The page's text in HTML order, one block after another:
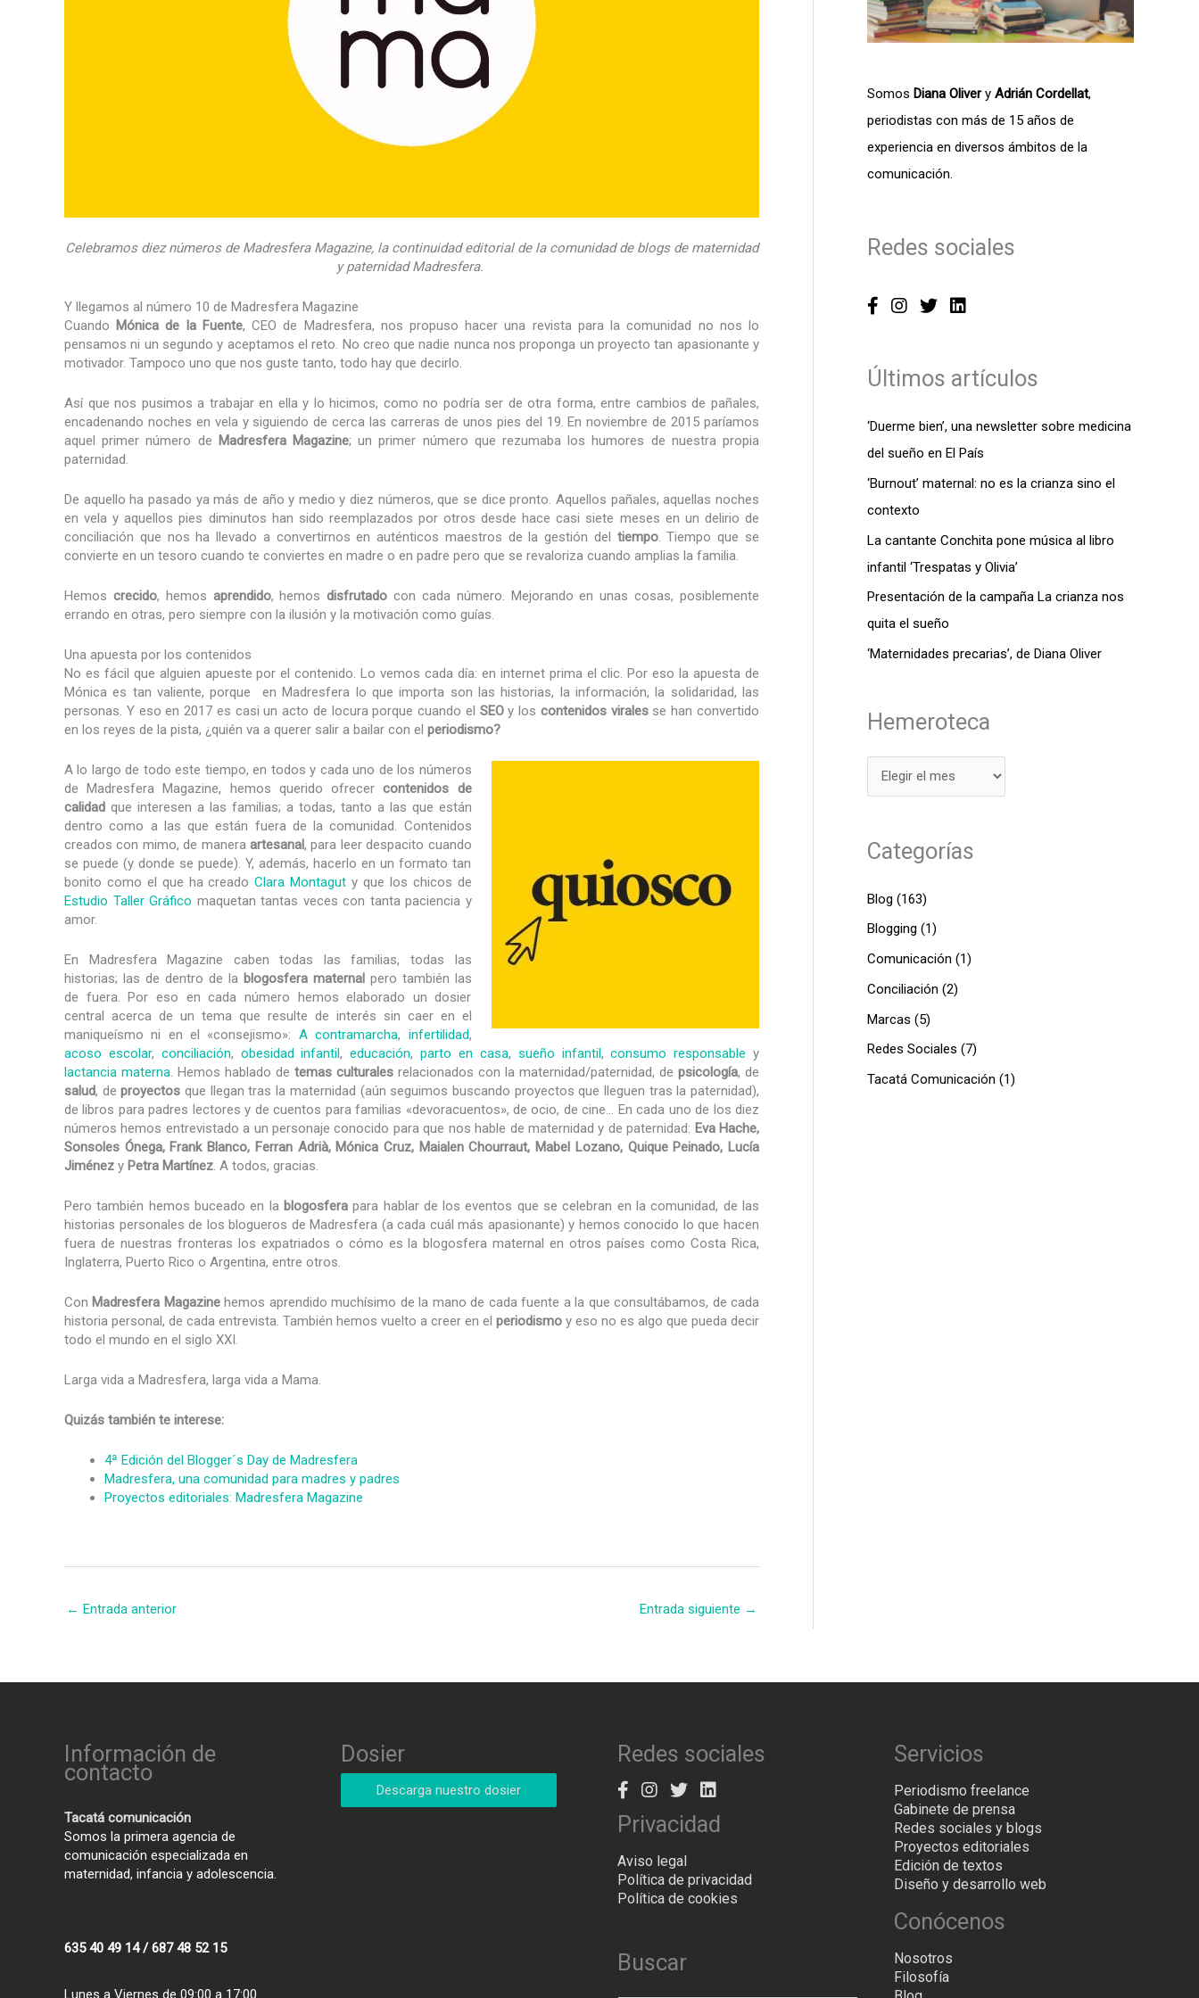
Celebramos diez números de Madresfera Magazine, la continuidad editorial de la comunidad de blogs de maternidad
y paternidad Madresfera.
Y llegamos al número 10 de Madresfera Magazine
Cuando Mónica de la Fuente, CEO de Madresfera, nos propuso hacer una revista para la comunidad no nos lo
pensamos ni un segundo y aceptamos el reto. No creo que nadie nunca nos proponga un proyecto tan apasionante y
motivador. Tampoco uno que nos guste tanto, todo hay que decirlo.
Así que nos pusimos a trabajar en ella y lo hicimos, como no podría ser de otra forma, entre cambios de pañales,
encadenando noches en vela y siguiendo de cerca las carreras de unos pies del 19. En noviembre de 2015 paríamos
aquel primer número de Madresfera Magazine; un primer número que rezumaba los humores de nuestra propia
paternidad.
De aquello ha pasado ya más de año y medio y diez números, que se dice pronto. Aquellos pañales, aquellas noches
en vela y aquellos pies diminutos han sido reemplazados por otros desde hace casi siete meses en un delirio de
conciliación que nos ha llevado a convertirnos en auténticos maestros de la gestión del tiempo. Tiempo que se
convierte en un tesoro cuando te conviertes en madre o en padre pero que se revaloriza cuando amplias la familia.
Hemos crecido, hemos aprendido, hemosdisfrutado con cada número. Mejorando en unas cosas, posiblemente
errando en otras, pero siempre con la ilusión y la motivación como guías.
Una apuesta por los contenidos
No es fácil que alguien apueste por el contenido. Lo vemos cada día: en internet prima el clic. Por eso la apuesta de
Mónica es tan valiente, porque en Madresfera lo que importa son las historias, la información, la solidaridad, las
personas. Y eso en 2017 es casi un acto de locura porque cuando el SEOy los contenidos viralesse han convertido
en los reyes de la pista, ¿quién va a querer salir a bailar con el periodismo?
A lo largo de todo este tiempo, en todos y cada uno de los números
de Madresfera Magazine, hemos querido ofrecercontenidos de
calidad que interesen a las familias; a todas, tanto a las que están
dentro como a las que están fuera de la comunidad. Contenidos
creados con mimo, de manera artesanal, para leer despacito cuando
se puede (y donde se puede). Y, además, hacerlo en un formato tan
bonito como el que ha creadoClara Montagut y que los chicos de
Estudio Taller Gráfico maquetan tantas veces con tanta paciencia y
amor.
En Madresfera Magazine caben todas las familias, todas las
historias; las de dentro de la blogosfera maternalpero también las
de fuera. Por eso en cada número hemos elaborado un dosier
central acerca de un tema que resulte de interés sin caer en el
maniqueísmo ni en el «consejismo»: A contramarcha, infertilidad,
acoso escolar, conciliación, obesidad infantil,educación,parto en casa, sueño infantil,consumo responsable y
lactancia materna. Hemos hablado de temas culturales relacionados con la maternidad/paternidad, de psicología, de
salud, deproyectos que llegan tras la maternidad (aún seguimos buscando proyectos que lleguen tras la paternidad),
de libros para padres lectores y de cuentos para familias «devoracuentos», de ocio, de cine… En cada uno de los diez
números hemos entrevistado a un personaje conocido para que nos hable de maternidad y de paternidad: Eva Hache,
Sonsoles Ónega, Frank Blanco, Ferran Adrià, Mónica Cruz, Maialen Chourraut, Mabel Lozano, Quique Peinado, Lucía
Jiménez y Petra Martínez. A todos, gracias.
Pero también hemos buceado en la blogosferapara hablar de los eventos que se celebran en la comunidad, de las
historias personales de los blogueros de Madresfera (a cada cuál más apasionante) y hemos conocido lo que hacen
fuera de nuestras fronteras los expatriados o cómo es la blogosfera maternal en otros países como Costa Rica,
Inglaterra, Puerto Rico o Argentina, entre otros.
Con Madresfera Magazinehemos aprendido muchísimo de la mano de cada fuente a la que consultábamos, de cada
historia personal, de cada entrevista. También hemos vuelto a creer en el periodismo y eso no es algo que pueda decir
todo el mundo en el siglo XXI.
Larga vida a Madresfera, larga vida a Mama.
Quizás también te interese:
4ª Edición del Blogger´s Day de Madresfera
Madresfera, una comunidad para madres y padres
Proyectos editoriales: Madresfera Magazine
← Entrada anterior Entrada siguiente →
:
Somos Diana Olivery Adrián Cordellat,
periodistas con más de 15 años de
experiencia en diversos ámbitos de la
comunicación.
Redes sociales
Últimos artículos
‘Duerme bien’, una newsletter sobre medicina
del sueño en El País
‘Burnout’ maternal: no es la crianza sino el
contexto
La cantante Conchita pone música al libro
infantil ‘Trespatas y Olivia’
Presentación de la campaña La crianza nos
quita el sueño
‘Maternidades precarias’, de Diana Oliver
Hemeroteca
Categorías
Blog (163)
Blogging (1)
Comunicación (1)
Conciliación (2)
Marcas (5)
Redes Sociales (7)
Tacatá Comunicación (1)
Información de
contacto
Tacatá comunicación
Somos la primera agencia de
comunicación especializada en
maternidad, infancia y adolescencia.
635 40 49 14 / 687 48 52 15
Lunes a Viernes de 09:00 a 17:00
Dosier
Descarga nuestro dosier
Redes sociales
Privacidad
Aviso legal
Política de privacidad
Política de cookies
Buscar
Servicios
Periodismo freelance
Gabinete de prensa
Redes sociales y blogs
Proyectos editoriales
Edición de textos
Diseño y desarrollo web
Conócenos
Nosotros
Filosofía